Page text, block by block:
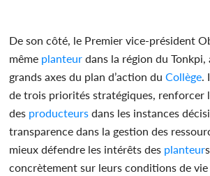
De son côté, le Premier vice-président
même planteur dans la région du Tonkpi,
grands axes du plan d’action du Collège
de trois priorités stratégiques, renforcer
des producteurs dans les instances
transparence dans la gestion des
mieux défendre les intérêts des planteur
concrètement sur leurs conditions de vie